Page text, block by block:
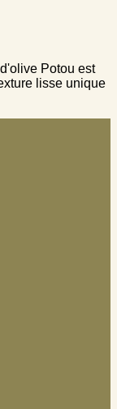
Potou est
lisse unique